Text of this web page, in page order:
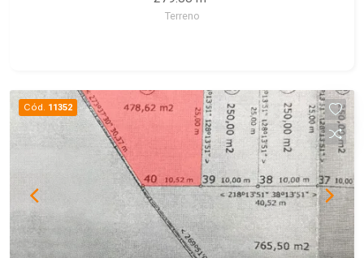
Terreno
Cód. 11352